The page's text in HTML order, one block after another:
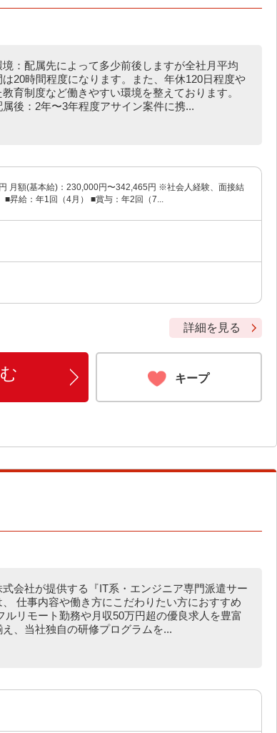
：配属先によって多少前後しますが全社月平均
20時間程度になります。また、年休120日程度や
育制度など働きやすい環境を整えております。
後：2年〜3年程度アサイン案件に携...
月額(基本給)：230,000円〜342,465円 ※社会人経験、面接結
■昇給：年1回（4月） ■賞与：年2回（7...
詳細を見る
キープ
式会社が提供する『IT系・エンジニア専門派遣サー
、 仕事内容や働き方にこだわりたい方におすすめ
ルリモート勤務や月収50万円超の優良求人を豊富
え、当社独自の研修プログラムを...